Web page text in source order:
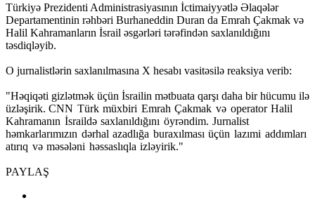
Türkiyə Prezidenti Administrasiyasının İctimaiyyətlə Əlaqələr
Departamentinin rəhbəri Burhaneddin Duran da Emrah Çakmak və
Halil Kahramanların İsrail əsgərləri tərəfindən saxlanıldığını
təsdiqləyib.
O jurnalistlərin saxlanılmasına X hesabı vasitəsilə reaksiya verib:
"Həqiqəti gizlətmək üçün İsrailin mətbuata qarşı daha bir hücumu ilə
üzləşirik. CNN Türk müxbiri Emrah Çakmak və operator Halil
Kahramanın İsraildə saxlanıldığını öyrəndim.Jurnalist
həmkarlarımızın dərhal azadlığa buraxılması üçün lazımi addımları
atırıq və məsələni həssaslıqla izləyirik."
PAYLAŞ